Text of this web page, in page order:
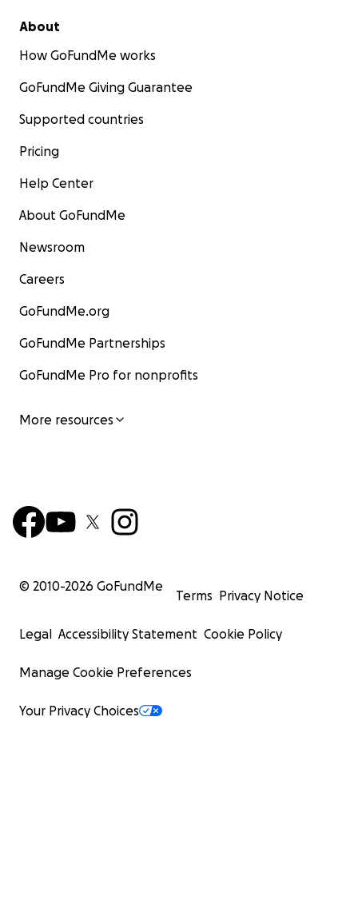
About
How GoFundMe works
GoFundMe Giving Guarantee
Supported countries
Pricing
Help Center
About GoFundMe
Newsroom
Careers
GoFundMe.org
GoFundMe Partnerships
GoFundMe Pro for nonprofits
More resources
© 2010-2026 GoFundMe
Terms Privacy Notice
Legal Accessibility Statement Cookie Policy
Manage Cookie Preferences
Your Privacy Choices